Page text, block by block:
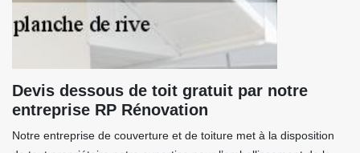
Devis dessous de toit gratuit par notre
entreprise RP Rénovation
Notre entreprise de couverture et de toiture met à la disposition